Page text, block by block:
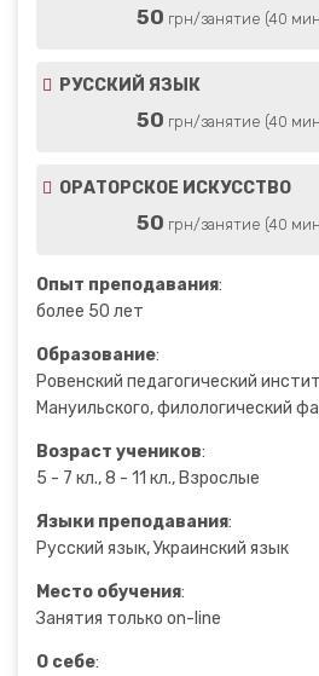
50 грн/занятие (40
РУССКИЙ ЯЗЫК
50 грн/занятие (40
ОРАТОРСКОЕ ИСКУССТВО
50 грн/занятие (40
Опыт преподавания:
более 50 лет
Образование:
Ровенский педагогический
Мануильского, филологический
Возраст учеников:
5 - 7 кл., 8 - 11 кл., Взрослые
Языки преподавания:
Русский язык, Украинский язык
Место обучения:
Занятия только on-line
О себе: